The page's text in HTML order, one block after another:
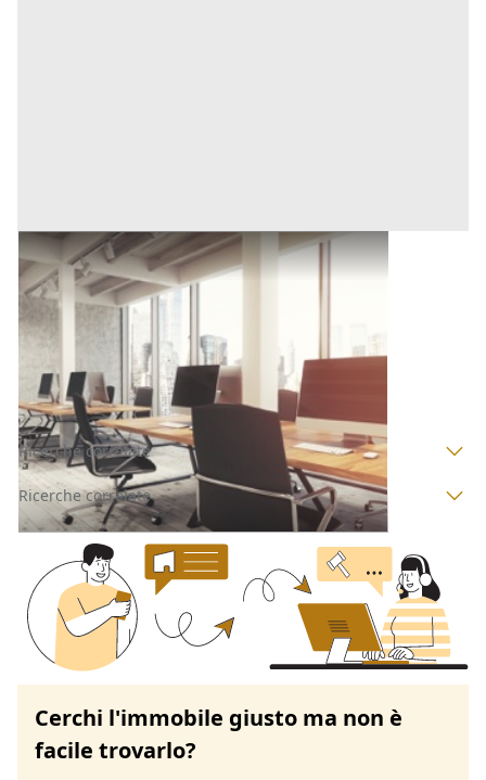
Ufficio all'asta a Padova
Piove di Sacco (Padova)
Offerta minima
112.500 € 150.000 €
Codice asta: AI3810190
Asta chiusa
Ricerche correlate
Ricerche correlate
Cerchi l'immobile giusto ma non è
facile trovarlo?